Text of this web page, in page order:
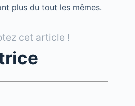
plus du tout les mêmes.
cet article !